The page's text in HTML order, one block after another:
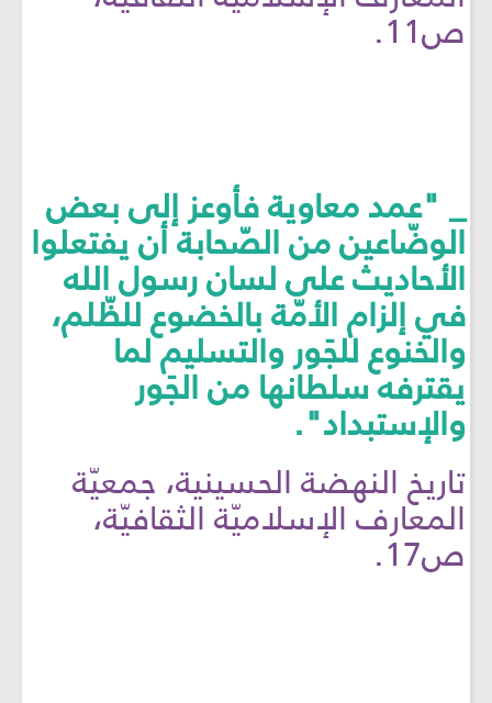
ص11.
_ "عمد معاوية فأوعز إلى بعض
الوضّاعين من الصّحابة أن يفتعلوا
الأحاديث على لسان رسول الله
في إلزام الأمّة بالخضوع للظّلم،
والخنوع للجَور والتسليم لما
يقترفه سلطانها من الجَور
والإستبداد".
تاريخ النهضة الحسينية، جمعيّة
المعارف الإسلاميّة الثقافيّة،
ص17.